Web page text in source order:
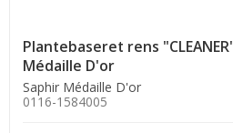
Plantebaseret rens
Médaille D'or
Saphir Médaille D'or
0116-1584005